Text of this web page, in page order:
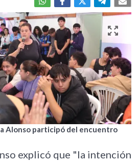
Alonso participó del encuentro
explicó que "la intención